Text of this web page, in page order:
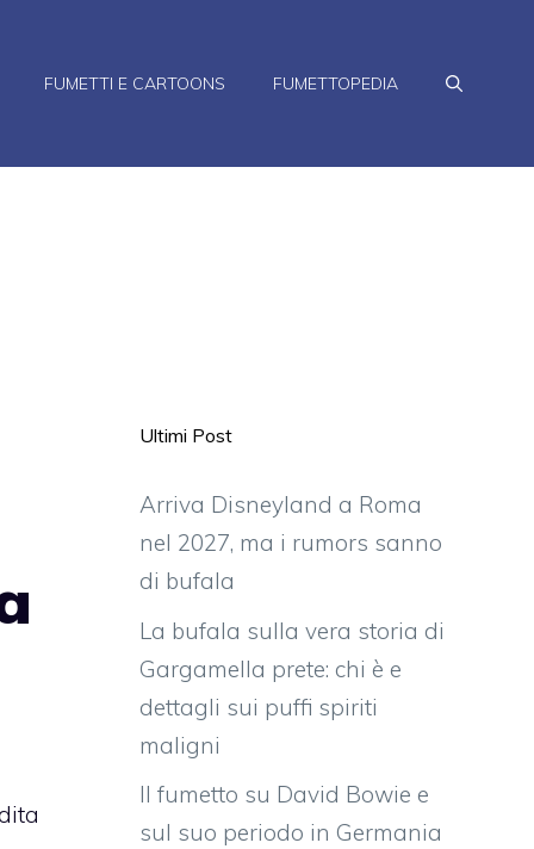
FUMETTI E CARTOONS FUMETTOPEDIA
Ultimi Post
Arriva Disneyland a Roma
nel 2027, ma i rumors sanno
di bufala
La bufala sulla vera storia di
Gargamella prete: chi è e
dettagli sui puffi spiriti
maligni
Il fumetto su David Bowie e
sul suo periodo in Germania